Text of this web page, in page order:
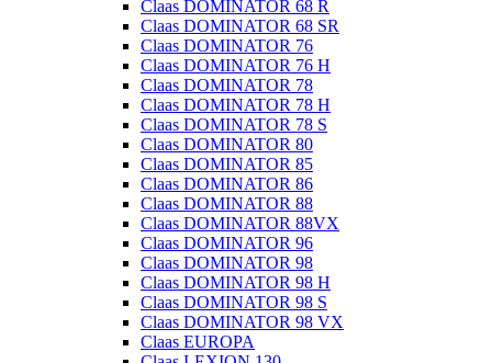
Claas DOMINATOR 68 R
Claas DOMINATOR 68 SR
Claas DOMINATOR 76
Claas DOMINATOR 76 H
Claas DOMINATOR 78
Claas DOMINATOR 78 H
Claas DOMINATOR 78 S
Claas DOMINATOR 80
Claas DOMINATOR 85
Claas DOMINATOR 86
Claas DOMINATOR 88
Claas DOMINATOR 88VX
Claas DOMINATOR 96
Claas DOMINATOR 98
Claas DOMINATOR 98 H
Claas DOMINATOR 98 S
Claas DOMINATOR 98 VX
Claas EUROPA